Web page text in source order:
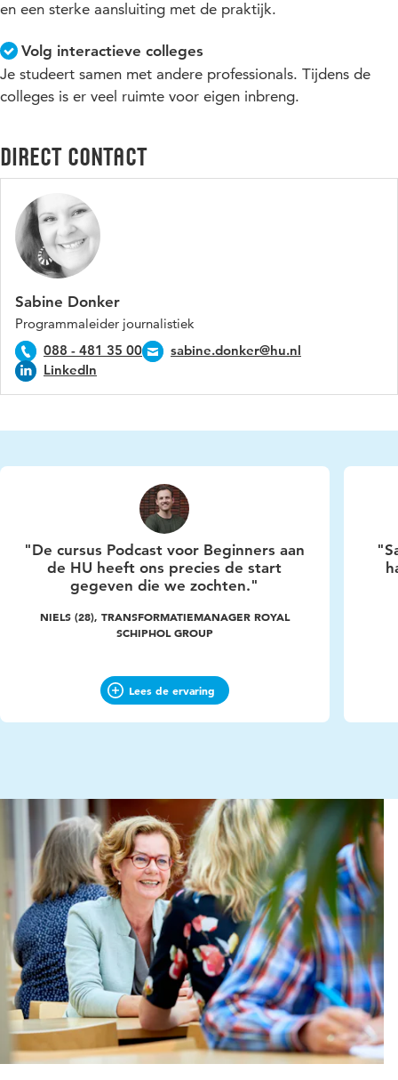
en een sterke aansluiting met de praktijk.
Volg interactieve colleges
Je studeert samen met andere professionals. Tijdens de
colleges is er veel ruimte voor eigen inbreng.
Direct contact
Sabine Donker
Programmaleider journalistiek
088 - 481 35 00
sabine.donker@hu.nl
LinkedIn
"De cursus Podcast voor Beginners aan
de HU heeft ons precies de start
gegeven die we zochten."
NIELS (28), TRANSFORMATIEMANAGER ROYAL
SCHIPHOL GROUP
Lees de ervaring